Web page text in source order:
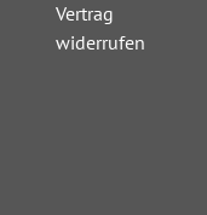
Vertrag
widerrufen